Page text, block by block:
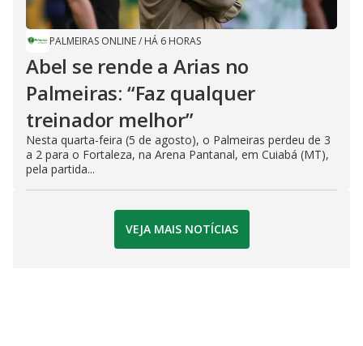
PALMEIRAS ONLINE/ HÁ 6 HORAS
Abel se rende a Arias no
Palmeiras: “Faz qualquer
treinador melhor”
Nesta quarta-feira (5 de agosto), o Palmeiras perdeu de 3
a 2 para o Fortaleza, na Arena Pantanal, em Cuiabá (MT),
pela partida...
VEJA MAIS NOTÍCIAS